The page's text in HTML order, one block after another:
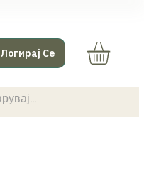
Логирај Се